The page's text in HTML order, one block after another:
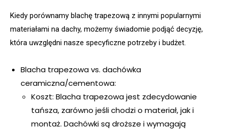
Kiedy porównamy blachę trapezową z innymi popularnymi
materiałami na dachy, możemy świadomie podjąć decyzję,
która uwzględni nasze specyficzne potrzeby i budżet.
Blacha trapezowa vs. dachówka
ceramiczna/cementowa:
Koszt: Blacha trapezowa jest zdecydowanie
tańsza, zarówno jeśli chodzi o materiał, jak i
montaż. Dachówki są droższe i wymagają